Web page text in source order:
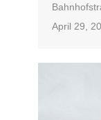
April 29,